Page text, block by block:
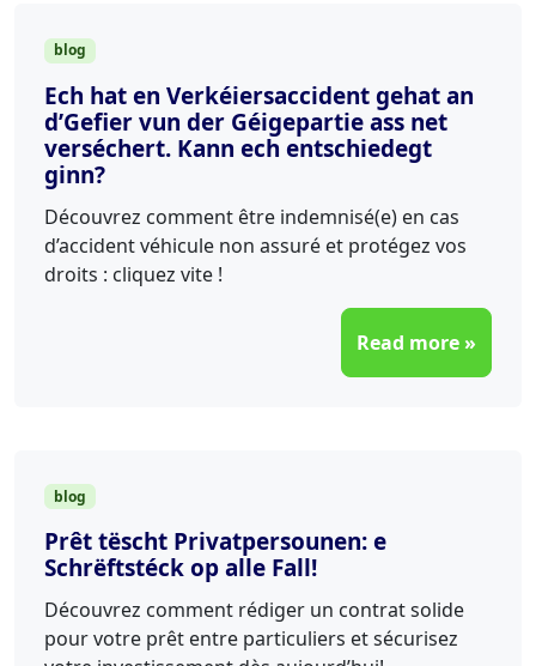
blog
Ech hat en Verkéiersaccident gehat an
d’Gefier vun der Géigepartie ass net
verséchert. Kann ech entschiedegt
ginn?
Découvrez comment être indemnisé(e) en cas
d’accident véhicule non assuré et protégez vos
droits : cliquez vite !
Read more »
blog
Prêt tëscht Privatpersounen: e
Schrëftstéck op alle Fall!
Découvrez comment rédiger un contrat solide
pour votre prêt entre particuliers et sécurisez